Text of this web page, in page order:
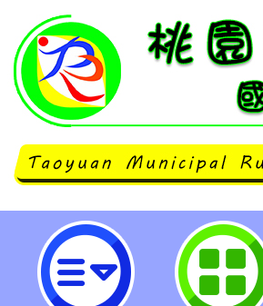
114年度生活本土教
國民中學